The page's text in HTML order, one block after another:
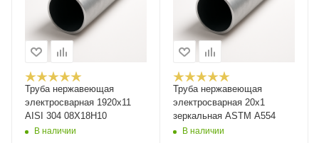
Труба нержавеющая
электросварная 1920х11
AISI 304 08Х18Н10
В наличии
Труба нержавеющая
электросварная 20x1
зеркальная ASTM A554
В наличии